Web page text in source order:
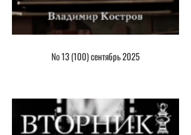
№ 13 (100) сентябрь 2025